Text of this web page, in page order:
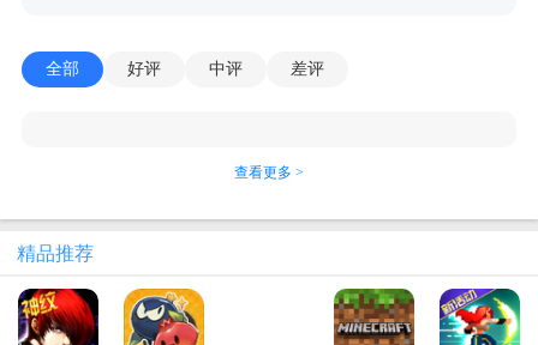
全部 好评 中评 差评
查看更多 >
精品推荐